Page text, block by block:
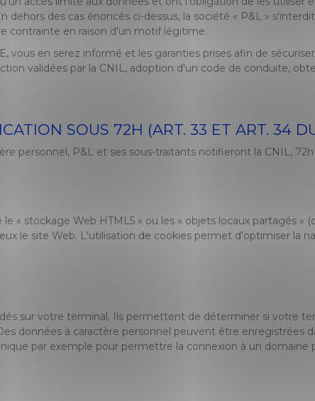
des cas énoncés ci-dessus, la société « P&L »
contrainte en raison d'un motif légitime.
vous en serez informé et les garanties prises afin de
validées par la CNIL, adoption d'un code de conduite,
SOUS 72H (ART. 33 ET ART. 34
personnel, P&L et ses sous-traitants notifieront la CNIL,
« stockage Web HTML5 » ou les « objets locaux partagés »
le site Web. L'utilisation de cookies permet d'optimiser la
sur votre terminal. Ils permettent de déterminer si votre
données à caractère personnel peuvent être enregistrées
par exemple pour permettre la connexion à un domaine